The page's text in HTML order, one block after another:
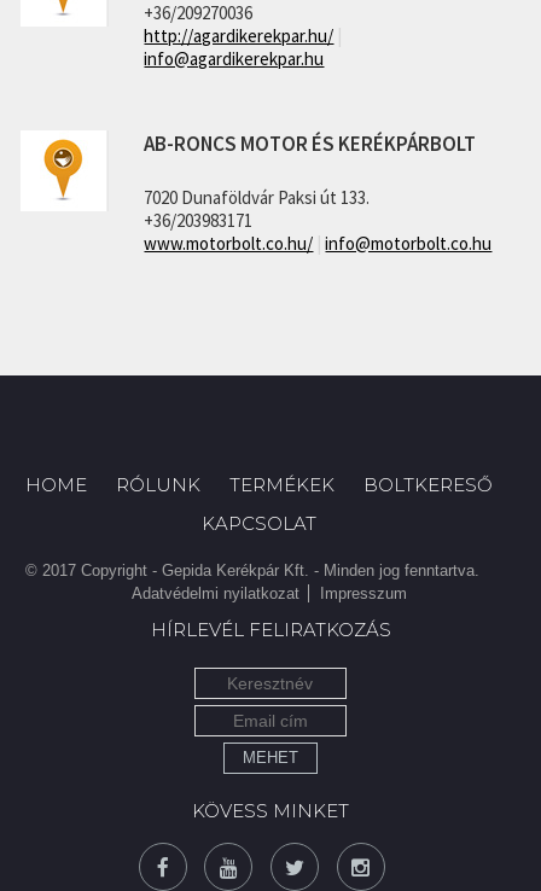
+36/209270036
http://agardikerekpar.hu/ |
info@agardikerekpar.hu
AB-RONCS MOTOR ÉS KERÉKPÁRBOLT
7020 Dunaföldvár Paksi út 133.
+36/203983171
www.motorbolt.co.hu/ |info@motorbolt.co.hu
HOME RÓLUNK TERMÉKEK
BOLTKERESŐ
KAPCSOLAT
© 2017 Copyright - Gepida Kerékpár Kft. - Minden jog fenntartva.
Adatvédelmi nyilatkozat
Impresszum
HÍRLEVÉL FELIRATKOZÁS
MEHET
KÖVESS MINKET